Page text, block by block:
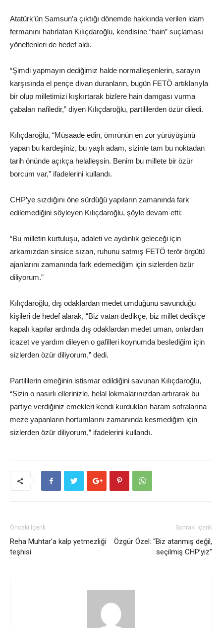
Atatürk’ün Samsun’a çıktığı dönemde hakkında verilen idam
fermanını hatırlatan Kılıçdaroğlu, kendisine “hain” suçlaması
yöneltenleri de hedef aldı.
“Şimdi yapmayın dediğimiz halde normalleşenlerin, sarayın
karşısında el pençe divan duranların, bugün FETÖ artıklarıyla
bir olup milletimizi kışkırtarak bizlere hain damgası vurma
çabaları nafiledir,” diyen Kılıçdaroğlu, partililerden özür diledi.
Kılıçdaroğlu, “Müsaade edin, ömrünün en zor yürüyüşünü
yapan bu kardeşiniz, bu yaşlı adam, sizinle tam bu noktadan
tarih önünde açıkça helalleşsin. Benim bu millete bir özür
borcum var,” ifadelerini kullandı.
CHP’ye sızdığını öne sürdüğü yapıların zamanında fark
edilemediğini söyleyen Kılıçdaroğlu, şöyle devam etti:
“Bu milletin kurtuluşu, adaleti ve aydınlık geleceği için
arkamızdan sinsice sızan, ruhunu satmış FETÖ terör örgütü
ajanlarını zamanında fark edemediğim için sizlerden özür
diliyorum.”
Kılıçdaroğlu, dış odaklardan medet umduğunu savunduğu
kişileri de hedef alarak, “Biz vatan dedikçe, biz millet dedikçe
kapalı kapılar ardında dış odaklardan medet uman, onlardan
icazet ve yardım dileyen o gafilleri koynumda beslediğim için
sizlerden özür diliyorum,” dedi.
Partililerin emeğinin istismar edildiğini savunan Kılıçdaroğlu,
“Sizin o nasırlı ellerinizle, helal lokmalarınızdan artırarak bu
partiye verdiğiniz emekleri kendi kurdukları haram sofralarına
meze yapanların hortumlarını zamanında kesmediğim için
sizlerden özür diliyorum,” ifadelerini kullandı.
Önceki İçerik
Reha Muhtar’a kalp yetmezliği
teşhisi
Sonraki İçerik
Özgür Özel: “Biz atanmış değil,
seçilmiş CHP’yiz”